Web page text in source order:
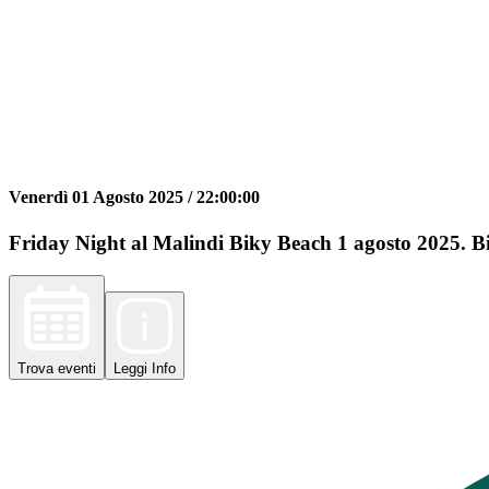
Venerdì 01 Agosto 2025 /22:00:00
Friday Night al Malindi Biky Beach 1 agosto 2025.
Trova eventi Leggi Info